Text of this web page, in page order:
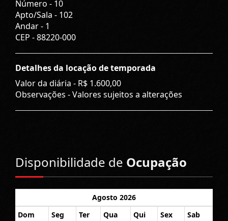
Número - 10
Apto/Sala - 102
Andar - 1
CEP -88220-000
Detalhes da locação de temporada
Valor da diária - R$ 1.600,00
Observações - Valores sujeitos a alterações
Disponibilidade de Ocupação
Agosto 2026
Dom
Seg Ter Qua Qui Sex
Sab